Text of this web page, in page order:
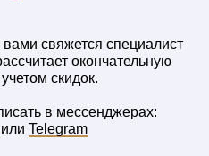
свяжется специалист
окончательную
скидок.
в мессенджерах:
Telegram